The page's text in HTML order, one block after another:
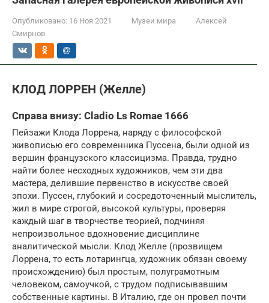
Опубликовано: 16 Ноя 2021 Музеи мира
Алексей
Смирнов
КЛОД ЛОРРЕН (Желле)
Справа внизу: Cladio Ls Romae 1666
Пейзажи Клода Лоррена, наряду с философской
живописью его современника Пуссена, были одной из
вершин французского классицизма. Правда, трудно
найти более несходных художников, чем эти два
мастера, делившие первенство в искусстве своей
эпохи. Пуссен, глубокий и сосредоточенный мыслитель,
жил в мире строгой, высокой культуры, проверяя
каждый шаг в творчестве теорией, подчиняя
непроизвольное вдохновение дисциплине
аналитической мысли. Клод Желле (прозвищем
Лоррена, то есть лотарингца, художник обязан своему
происхождению) был простым, полуграмотным
человеком, самоучкой, с трудом подписывавшим
собственные картины. В Италию, где он провел почти